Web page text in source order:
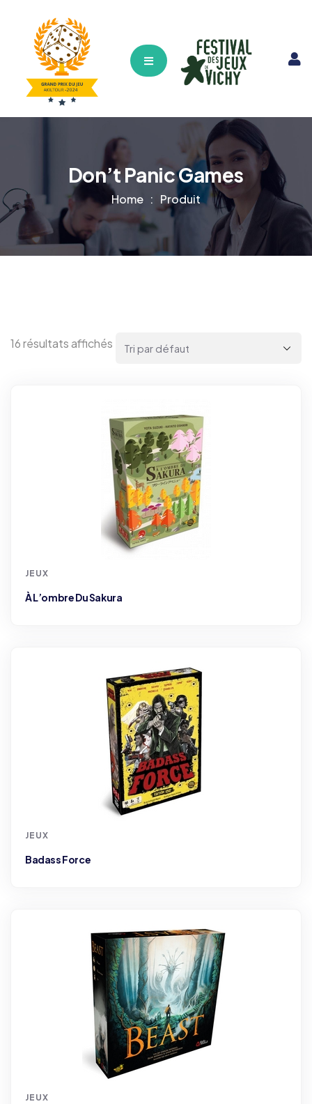
Hamburger Toggle Menu
Don’t Panic Games
Home Produit
16 résultats affichés
JEUX
À L’ombre Du Sakura
JEUX
Badass Force
JEUX